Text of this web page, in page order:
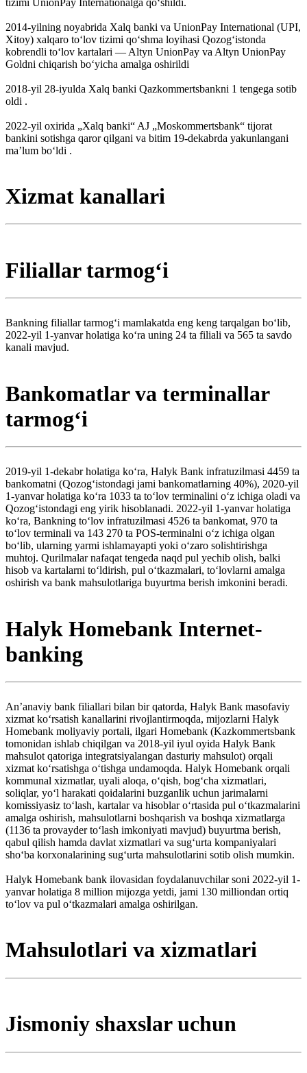
2014-yilning noyabrida Xalq banki va UnionPay International (UPI,
Xitoy) xalqaro toʻlov tizimi qoʻshma loyihasi Qozogʻistonda
kobrendli toʻlov kartalari — Altyn UnionPay va Altyn UnionPay
Goldni chiqarish boʻyicha amalga oshirildi
2018-yil 28-iyulda Xalq banki Qazkommertsbankni 1 tengega sotib
oldi .
2022-yil oxirida „Xalq banki“ AJ „Moskommertsbank“ tijorat
bankini sotishga qaror qilgani va bitim 19-dekabrda yakunlangani
maʼlum boʻldi .
Xizmat kanallari
Filiallar tarmogʻi
Bankning filiallar tarmogʻi mamlakatda eng keng tarqalgan boʻlib,
2022-yil 1-yanvar holatiga koʻra uning 24 ta filiali va 565 ta savdo
kanali mavjud.
Bankomatlar va terminallar
tarmogʻi
2019-yil 1-dekabr holatiga koʻra, Halyk Bank infratuzilmasi 4459 ta
bankomatni (Qozogʻistondagi jami bankomatlarning 40%), 2020-yil
1-yanvar holatiga koʻra 1033 ta toʻlov terminalini oʻz ichiga oladi va
Qozogʻistondagi eng yirik hisoblanadi. 2022-yil 1-yanvar holatiga
koʻra, Bankning toʻlov infratuzilmasi 4526 ta bankomat, 970 ta
toʻlov terminali va 143 270 ta POS-terminalni oʻz ichiga olgan
boʻlib, ularning yarmi ishlamayapti yoki oʻzaro solishtirishga
muhtoj. Qurilmalar nafaqat tengeda naqd pul yechib olish, balki
hisob va kartalarni toʻldirish, pul oʻtkazmalari, toʻlovlarni amalga
oshirish va bank mahsulotlariga buyurtma berish imkonini beradi.
Halyk Homebank Internet-
banking
Anʼanaviy bank filiallari bilan bir qatorda, Halyk Bank masofaviy
xizmat koʻrsatish kanallarini rivojlantirmoqda, mijozlarni Halyk
Homebank moliyaviy portali, ilgari Homebank (Kazkommertsbank
tomonidan ishlab chiqilgan va 2018-yil iyul oyida Halyk Bank
mahsulot qatoriga integratsiyalangan dasturiy mahsulot) orqali
xizmat koʻrsatishga oʻtishga undamoqda. Halyk Homebank orqali
kommunal xizmatlar, uyali aloqa, oʻqish, bogʻcha xizmatlari,
soliqlar, yoʻl harakati qoidalarini buzganlik uchun jarimalarni
komissiyasiz toʻlash, kartalar va hisoblar oʻrtasida pul oʻtkazmalarini
amalga oshirish, mahsulotlarni boshqarish va boshqa xizmatlarga
(1136 ta provayder toʻlash imkoniyati mavjud) buyurtma berish,
qabul qilish hamda davlat xizmatlari va sugʻurta kompaniyalari
shoʻba korxonalarining sugʻurta mahsulotlarini sotib olish mumkin.
Halyk Homebank bank ilovasidan foydalanuvchilar soni 2022-yil 1-
yanvar holatiga 8 million mijozga yetdi, jami 130 milliondan ortiq
toʻlov va pul oʻtkazmalari amalga oshirilgan.
Mahsulotlari va xizmatlari
Jismoniy shaxslar uchun